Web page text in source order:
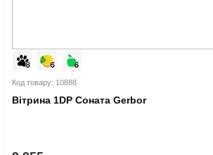
Код товару: 10888
Вітрина 1DP Соната Gerbor